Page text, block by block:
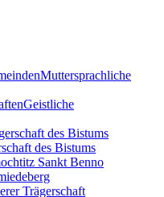
Muttersprachliche
Geistliche
des Bistums
Sankt Benno